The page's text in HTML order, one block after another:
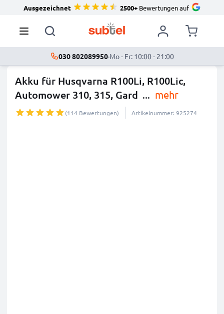
Ausgezeichnet 2500+Bewertungen auf
030 802089950·Mo - Fr: 10:00 - 21:00
Akku für Husqvarna R100Li, R100Lic,
Automower 310, 315, Gard ... mehr
(114 Bewertungen) Artikelnummer: 925274